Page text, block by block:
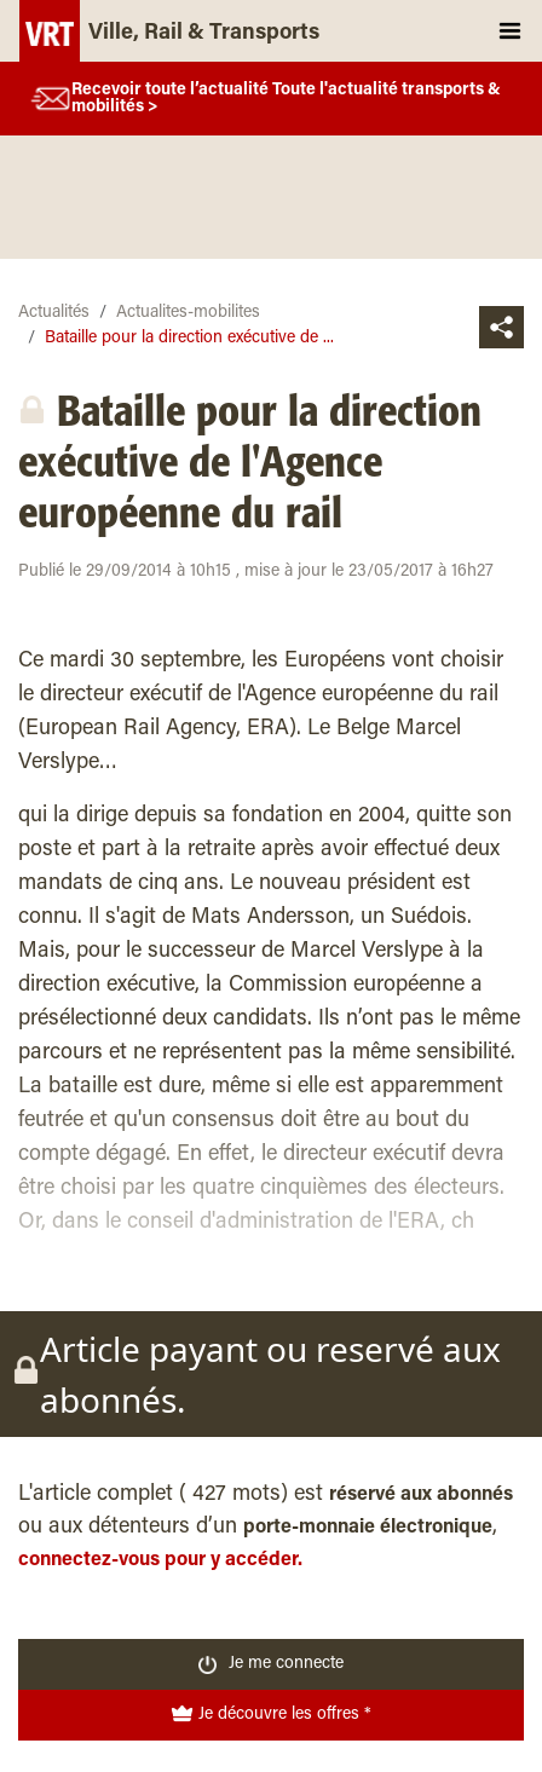
Ville, Rail & Transports
Recevoir toute l’actualité Toute l'actualité transports &
mobilités >
Actualités
Actualites-mobilites
Bataille pour la direction exécutive de ...
Bataille pour la direction
exécutive de l'Agence
européenne du rail
Publié le 29/09/2014 à 10h15 , mise à jour le 23/05/2017 à 16h27
Ce mardi 30 septembre, les Européens vont choisir
le directeur exécutif de l'Agence européenne du rail
(European Rail Agency, ERA). Le Belge Marcel
Verslype…
qui la dirige depuis sa fondation en 2004, quitte son
poste et part à la retraite après avoir effectué deux
mandats de cinq ans. Le nouveau président est
connu. Il s'agit de Mats Andersson, un Suédois.
Mais, pour le successeur de Marcel Verslype à la
direction exécutive, la Commission européenne a
présélectionné deux candidats. Ils n’ont pas le même
parcours et ne représentent pas la même sensibilité.
La bataille est dure, même si elle est apparemment
feutrée et qu'un consensus doit être au bout du
compte dégagé. En effet, le directeur exécutif devra
être choisi par les quatre cinquièmes des électeurs.
Or, dans le conseil d'administration de l'ERA, ch
Article payant ou reservé aux
abonnés.
L'article complet ( 427 mots) est réservé aux abonnés
ou aux détenteurs d’un porte-monnaie électronique,
connectez-vous pour y accéder.
Je me connecte
Je découvre les offres *